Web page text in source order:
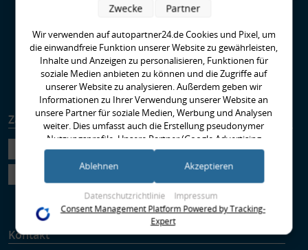
bei AUTOPARTNER24
Performance Standard?
EBC-Bremse richtig
Einbremsen
Runter im Hof
Zahlungsarten Versandarten
Kontakt
Wir verwenden auf autopartner24.de Cookies und Pixel, um
die einwandfreie Funktion unserer Website zu gewährleisten,
Inhalte und Anzeigen zu personalisieren, Funktionen für
soziale Medien anbieten zu können und die Zugriffe auf
unserer Website zu analysieren. Außerdem geben wir
Informationen zu Ihrer Verwendung unserer Website an
unsere Partner für soziale Medien, Werbung und Analysen
weiter. Dies umfasst auch die Erstellung pseudonymer
Nutzungsprofile. Unsere Partner (Google Advertising
Products) führen diese Informationen möglicherweise mit
weiteren Daten zusammen, die Sie ihnen bereitgestellt haben
im Rahmen Ihrer Nutzung der Dienste gesammelt haben
(bspw. Nutzungsdaten anderer Geräte). Ihre Einwilligung zur
Nutzung von Cookies und Pixeln können Sie jederzeit
widerrufen, indem Sie auf den Datenschutz-Button links
unten klicken und dort die entsprechenden Anpassungen
Datenschutzrichtlinie Impressum
Zwecke Partner
Ablehnen Akzeptieren
Consent Management Platform Powered by Tracking-
Expert